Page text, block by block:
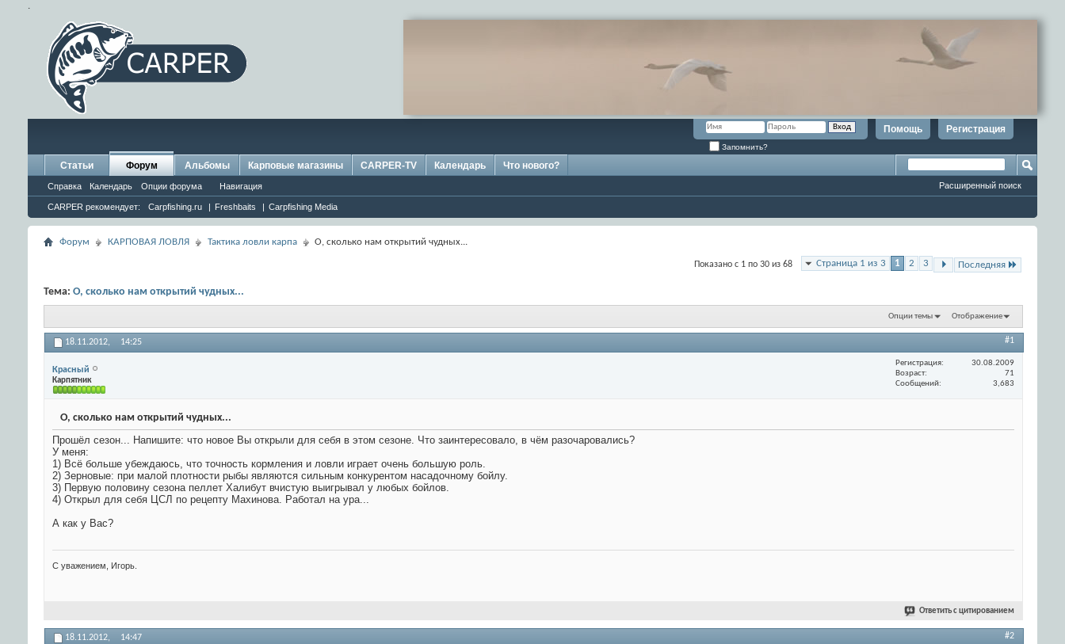
.
Регистрация
Помощь
Запомнить?
Статьи Форум
Справка Календарь Опции форума Навигация
CARPER рекомендует: Carpfishing.ru | Freshbaits | Carpfishing Media
Альбомы Карповые магазины CARPER-TV Календарь Что нового?
Расширенный поиск
Форум КАРПОВАЯ ЛОВЛЯ Тактика ловли карпа О, сколько нам открытий чудных...
Страница 1 из 3 1 2 3 Последняя
Показано с 1 по 30 из 68
Тема: О, сколько нам открытий чудных...
Опции темы Отображение
18.11.2012, 14:25 #1
Красный
Карпятник
Регистрация
30.08.2009
Возраст
71
Сообщений
3,683
О, сколько нам открытий чудных...
Прошёл сезон... Напишите: что новое Вы открыли для себя в этом сезоне. Что заинтересовало, в чём разочаровались?
У меня:
1) Всё больше убеждаюсь, что точность кормления и ловли играет очень большую роль.
2) Зерновые: при малой плотности рыбы являются сильным конкурентом насадочному бойлу.
3) Первую половину сезона пеллет Халибут вчистую выигрывал у любых бойлов.
4) Открыл для себя ЦСЛ по рецепту Махинова. Работал на ура...
А как у Вас?
С уважением, Игорь.
Ответить с цитированием
18.11.2012, 14:47 #2